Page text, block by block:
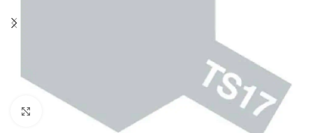
Click to enlarge